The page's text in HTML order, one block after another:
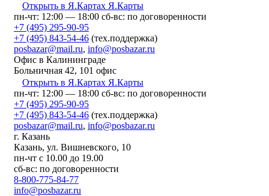
Открыть в Я.Картах Я.Карты
пн-чт: 12:00 — 18:00 сб-вс: по договоренности
+7 (495) 295-90-95
+7 (495) 843-54-46 (тех.поддержка)
posbazar@mail.ru, info@posbazar.ru
Офис в Калининграде
Больничная 42, 101 офис
Открыть в Я.Картах Я.Карты
пн-чт: 12:00 — 18:00 сб-вс: по договоренности
+7 (495) 295-90-95
+7 (495) 843-54-46 (тех.поддержка)
posbazar@mail.ru, info@posbazar.ru
г. Казань
Казань, ​ул. Вишневского, 10
пн-чт с 10.00 до 19.00
сб-вс: по договоренности
8-800-775-84-77
info@posbazar.ru